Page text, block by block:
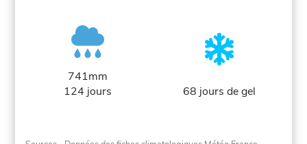
741mm
124 jours
68 jours de gel